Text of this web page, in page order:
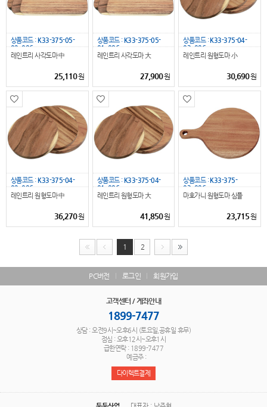
상품코드 : K33-375-05-
02_096
레인트리 사각도마 中
25,110원
상품코드 : K33-375-05-
01_096
레인트리 사각도마 大
27,900원
상품코드 : K33-375-04-
03_096
레인트리 원형도마 小
30,690원
상품코드 :K33-375-04-
02_096
레인트리 원형도마 中
36,270원
상품코드 :K33-375-04-
01_096
레인트리 원형도마 大
41,850원
상품코드 :K33-375-
03_096
마호가니 원형도마 심플
23,715원
1 2
PC버전 로그인 회원가입
고객센터 / 계좌안내
1899-7477
상담 : 오전9시~오후6시 (토요일,공휴일 휴무)
점심 : 오후12시~오후1시
급한연락 : 1899-7477
예금주 :
다이렉트결제